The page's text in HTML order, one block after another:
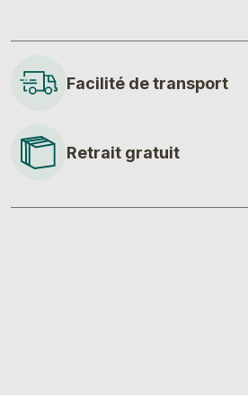
Facilité de transport
Retrait gratuit